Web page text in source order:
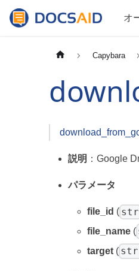
オ
Capybara
説明 ：Google
パラメータ
file_id ( str
file_name (
target (